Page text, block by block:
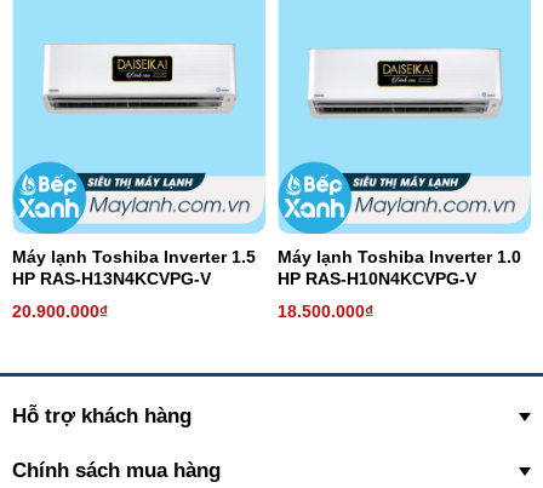
Máy lạnh Toshiba Inverter 1.5
HP RAS-H13N4KCVPG-V
20.900.000₫
Máy lạnh Toshiba Inverter 1.0
HP RAS-H10N4KCVPG-V
18.500.000₫
Hỗ trợ khách hàng
Chính sách mua hàng